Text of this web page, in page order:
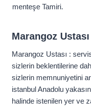
menteşe Tamiri.
Marangoz Ustası
Marangoz Ustası :
sizlerin beklentilerine
sizlerin memnuniyetini
istanbul Anadolu
halinde istenilen yer ve